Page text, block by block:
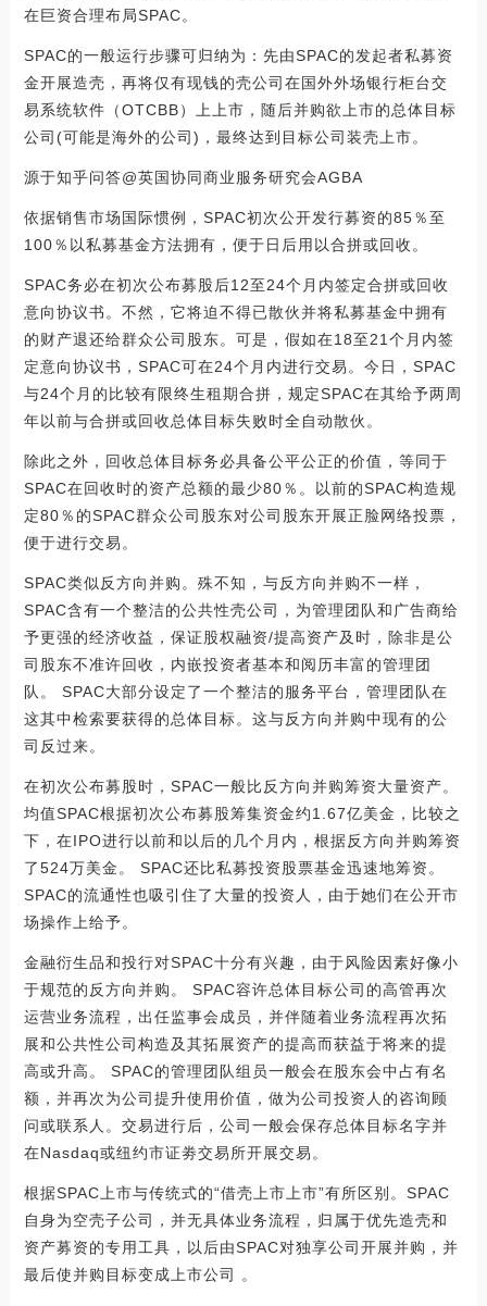
在巨资合理布局SPAC。
SPAC的一般运行步骤可归纳为：先由SPAC的发起者私募资
金开展造壳，再将仅有现钱的壳公司在国外外场银行柜台交
易系统软件（OTCBB）上上市，随后并购欲上市的总体目标
公司(可能是海外的公司)，最终达到目标公司装壳上市。
源于知乎问答@英国协同商业服务研究会AGBA
依据销售市场国际惯例，SPAC初次公开发行募资的85％至
100％以私募基金方法拥有，便于日后用以合拼或回收。
SPAC务必在初次公布募股后12至24个月内签定合拼或回收
意向协议书。不然，它将迫不得已散伙并将私募基金中拥有
的财产退还给群众公司股东。可是，假如在18至21个月内签
定意向协议书，SPAC可在24个月内进行交易。今日，SPAC
与24个月的比较有限终生租期合拼，规定SPAC在其给予两周
年以前与合拼或回收总体目标失败时全自动散伙。
除此之外，回收总体目标务必具备公平公正的价值，等同于
SPAC在回收时的资产总额的最少80％。以前的SPAC构造规
定80％的SPAC群众公司股东对公司股东开展正脸网络投票，
便于进行交易。
SPAC类似反方向并购。殊不知，与反方向并购不一样，
SPAC含有一个整洁的公共性壳公司，为管理团队和广告商给
予更强的经济收益，保证股权融资/提高资产及时，除非是公
司股东不准许回收，内嵌投资者基本和阅历丰富的管理团
队。 SPAC大部分设定了一个整洁的服务平台，管理团队在
这其中检索要获得的总体目标。这与反方向并购中现有的公
司反过来。
在初次公布募股时，SPAC一般比反方向并购筹资大量资产。
均值SPAC根据初次公布募股筹集资金约1.67亿美金，比较之
下，在IPO进行以前和以后的几个月内，根据反方向并购筹资
了524万美金。 SPAC还比私募投资股票基金迅速地筹资。
SPAC的流通性也吸引住了大量的投资人，由于她们在公开市
场操作上给予。
金融衍生品和投行对SPAC十分有兴趣，由于风险因素好像小
于规范的反方向并购。 SPAC容许总体目标公司的高管再次
运营业务流程，出任监事会成员，并伴随着业务流程再次拓
展和公共性公司构造及其拓展资产的提高而获益于将来的提
高或升高。 SPAC的管理团队组员一般会在股东会中占有名
额，并再次为公司提升使用价值，做为公司投资人的咨询顾
问或联系人。交易进行后，公司一般会保存总体目标名字并
在Nasdaq或纽约市证劵交易所开展交易。
根据SPAC上市与传统式的“借壳上市上市”有所区别。SPAC
自身为空壳子公司，并无具体业务流程，归属于优先造壳和
资产募资的专用工具，以后由SPAC对独享公司开展并购，并
最后使并购目标变成上市公司 。